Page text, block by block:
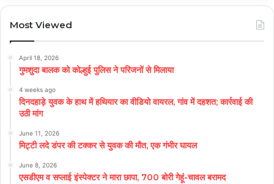
Most Viewed
April 18, 2026
गुमशुदा बालक को कोल्हुई पुलिस ने परिजनों से मिलाया
4 weeks ago
दिनदहाड़े युवक के हाथ में हथियार का वीडियो वायरल, गांव में दहशत; कार्रवाई की
उठी मांग
June 11, 2026
मिट्टी लदे डंपर की टक्कर से युवक की मौत, एक गंभीर घायल
June 8, 2026
एसडीएम व सप्लाई इंस्पेक्टर ने मारा छापा, 700 बोरी गेहूं-चावल बरामद